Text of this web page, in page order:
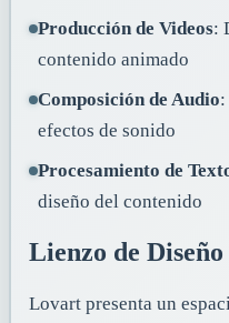
Producción de Videos:
contenido animado
Composición de Audio
efectos de sonido
Procesamiento de
diseño del contenido
Lienzo de
Lovart presenta un